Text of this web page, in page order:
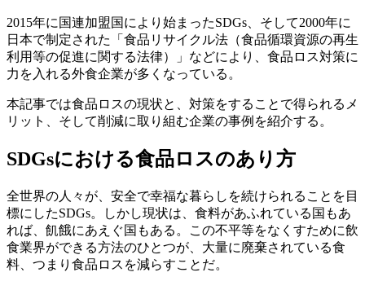
2015年に国連加盟国により始まったSDGs、そして2000年に
日本で制定された「食品リサイクル法（食品循環資源の再生
利用等の促進に関する法律）」などにより、食品ロス対策に
力を入れる外食企業が多くなっている。
本記事では食品ロスの現状と、対策をすることで得られるメ
リット、そして削減に取り組む企業の事例を紹介する。
SDGsにおける食品ロスのあり方
全世界の人々が、安全で幸福な暮らしを続けられることを目
標にしたSDGs。しかし現状は、食料があふれている国もあ
れば、飢餓にあえぐ国もある。この不平等をなくすために飲
食業界ができる方法のひとつが、大量に廃棄されている食
料、つまり食品ロスを減らすことだ。